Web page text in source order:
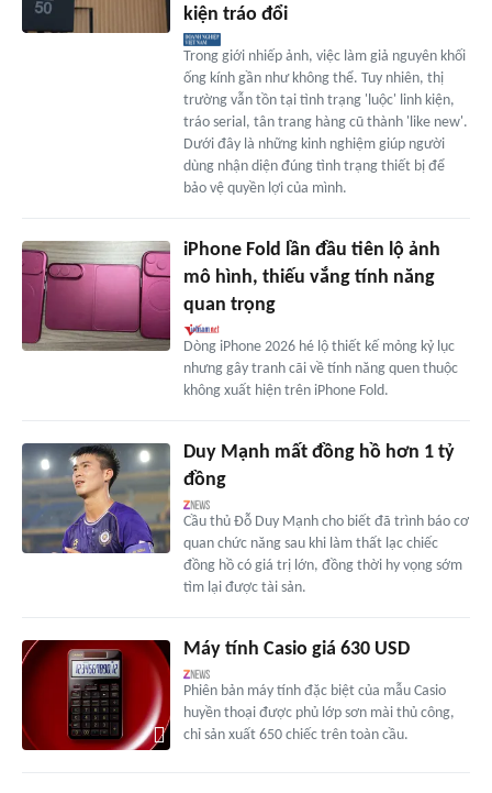
kiện tráo đổi
Trong giới nhiếp ảnh, việc làm giả nguyên khối
ống kính gần như không thể. Tuy nhiên, thị
trường vẫn tồn tại tình trạng 'luộc' linh kiện,
tráo serial, tân trang hàng cũ thành 'like new'.
Dưới đây là những kinh nghiệm giúp người
dùng nhận diện đúng tình trạng thiết bị để
bảo vệ quyền lợi của mình.
iPhone Fold lần đầu tiên lộ ảnh
mô hình, thiếu vắng tính năng
quan trọng
Dòng iPhone 2026 hé lộ thiết kế mỏng kỷ lục
nhưng gây tranh cãi về tính năng quen thuộc
không xuất hiện trên iPhone Fold.
Duy Mạnh mất đồng hồ hơn 1 tỷ
đồng
Cầu thủ Đỗ Duy Mạnh cho biết đã trình báo cơ
quan chức năng sau khi làm thất lạc chiếc
đồng hồ có giá trị lớn, đồng thời hy vọng sớm
tìm lại được tài sản.
Máy tính Casio giá 630 USD
Phiên bản máy tính đặc biệt của mẫu Casio
huyền thoại được phủ lớp sơn mài thủ công,
chỉ sản xuất 650 chiếc trên toàn cầu.